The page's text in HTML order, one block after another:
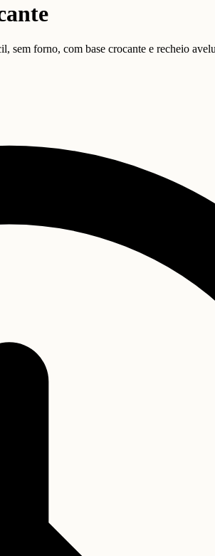
forno, com base crocante e recheio